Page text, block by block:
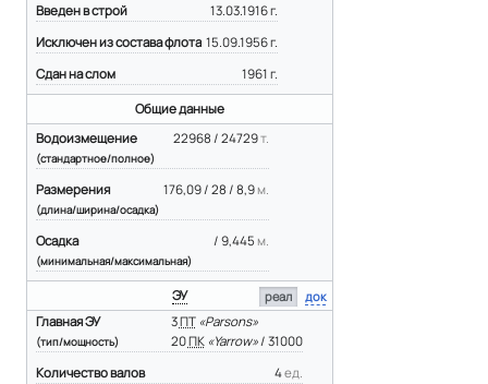
13.03.1916 г.
Введен в строй
15.09.1956 г.
Исключен из состава флота
1961 г.
Сдан на слом
Общие данные
22968 / 24729т.
Водоизмещение
(стандартное/полное)
176,09 / 28 / 8,9 м.
Размерения
(длина/ширина/осадка)
/ 9,445 м.
Осадка
(минимальная/максимальная)
ЭУ реал
док
3ПТ «Parsons»
20ПК «Yarrow»/ 31000
Главная ЭУ
(тип/мощность)
4ед.
Количество валов